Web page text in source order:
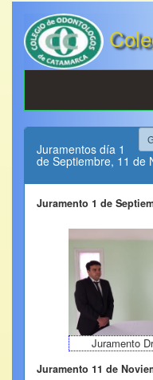
Juramentos día 1
de Septiembre, 11 de
Juramento 1 de
Juramento
Juramento 11 de